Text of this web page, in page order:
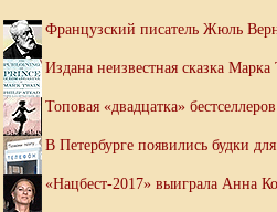
Французский писатель Жюль
Издана неизвестная сказка Марка
Топовая «двадцатка»
В Петербурге появились будки
«Нацбест-2017» выиграла Анна